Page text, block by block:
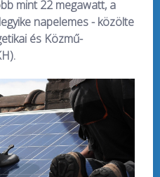
mint 22 megawatt, a
napelemes - közölte
és Közmű-